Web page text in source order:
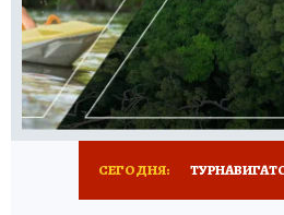
КОЛЛЕКЦИИ КП
СЕГОДНЯ: